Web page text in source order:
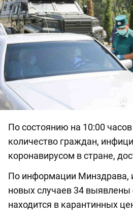
По состоянию на 10:00
количество граждан,
коронавирусом в стране,
По информации Минздрава,
новых случаев 34 выявлены
находится в карантинных